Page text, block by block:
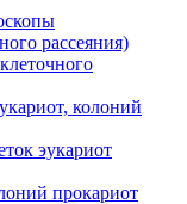
рассеяния)
колоний
эукариот
прокариот